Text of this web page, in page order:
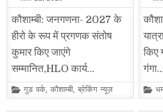
कौशाम्बी: जनगणना- 2027 के
हीरो के रूप में प्रगणक संतोष
कुमार किए जाएंगे
सम्मानित,HLO कार्य…
Posted
in
गुड वर्क,कौशाम्बी,ब्रेकिंग न्यूज़
किए
गंगा…
in